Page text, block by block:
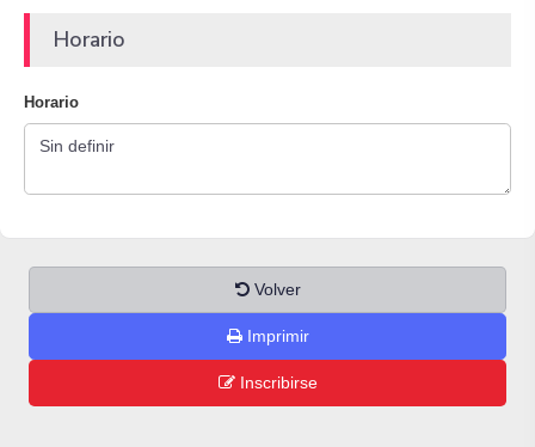
Horario
Horario
Volver
Imprimir
Inscribirse